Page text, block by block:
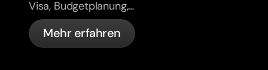
Visa, Budgetplanung,
Krankenversicherung, Steuern,
Führerschein-Regeln und Banking für
Mehr erfahren